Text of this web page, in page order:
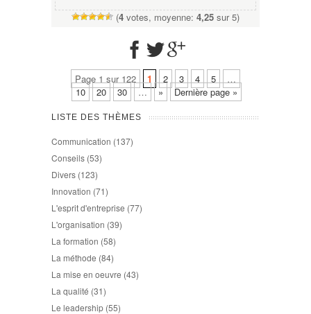
(4 votes, moyenne: 4,25 sur 5)
Page 1 sur 122 1 2 3 4 5
…
10
20 30 … » Dernière page »
LISTE DES THÈMES
Communication (137)
Conseils (53)
Divers (123)
Innovation (71)
L'esprit d'entreprise (77)
L'organisation (39)
La formation (58)
La méthode (84)
La mise en oeuvre (43)
La qualité (31)
Le leadership (55)